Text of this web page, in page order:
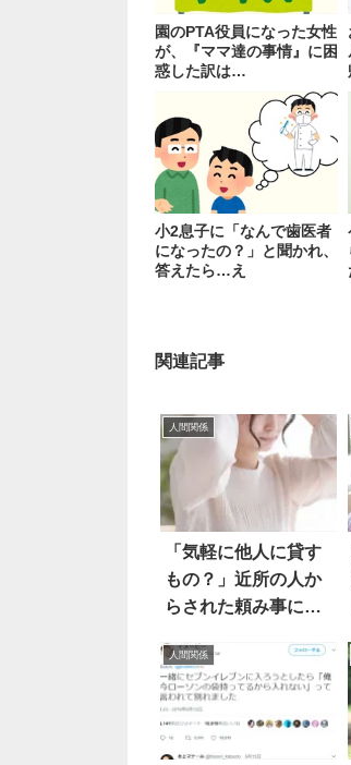
園のPTA役員になった女性
が、『ママ達の事情』に困
惑した訳は…
小2息子に「なんで歯医者
になったの？」と聞かれ、
答えたら…え
関連記事
人間関係
「気軽に他人に貸す
もの？」近所の人か
らされた頼み事にあ
人間関係